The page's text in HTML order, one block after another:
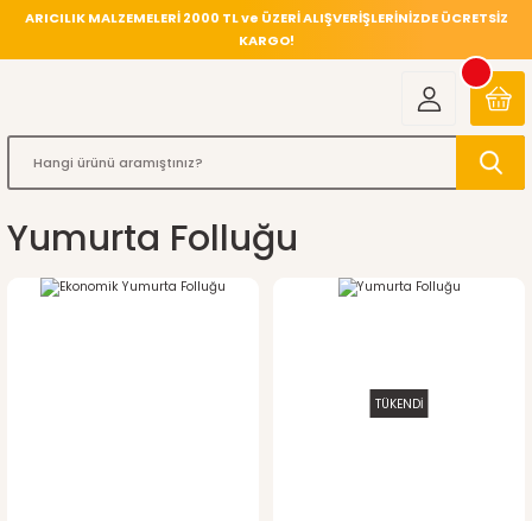
ARICILIK MALZEMELERİ 2000 TL ve ÜZERİ ALIŞVERİŞLERİNİZDE ÜCRETSİZ
KARGO!
Yumurta Folluğu
TÜKENDİ